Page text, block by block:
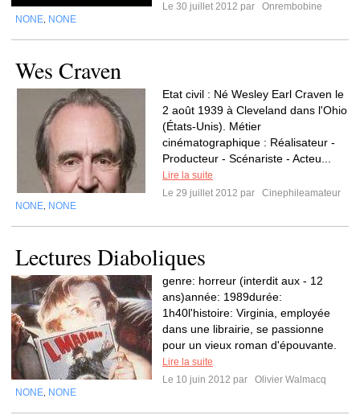
Le 30 juillet 2012 par
Onrembobine
NONE NONE
Wes Craven
Etat civil : Né Wesley Earl Craven le
2 août 1939 à Cleveland dans l'Ohio
(États-Unis). Métier
cinématographique : Réalisateur -
Producteur - Scénariste - Acteu...
Lire la suite
Le 29 juillet 2012 par
Cinephileamateur
NONE NONE
Lectures Diaboliques
genre: horreur (interdit aux - 12
ans)année: 1989durée:
1h40l'histoire: Virginia, employée
dans une librairie, se passionne
pour un vieux roman d'épouvante.
Lire la suite
Le 10 juin 2012 par
Olivier Walmacq
NONE NONE